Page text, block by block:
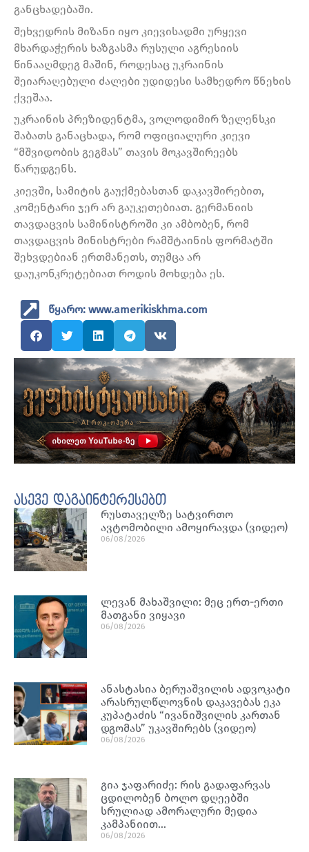
განცხადებაში.
შეხვედრის მიზანი იყო კიევისადმი ურყევი
მხარდაჭერის ხაზგასმა რუსული აგრესიის
წინააღმდეგ მაშინ, როდესაც უკრაინის
შეიარაღებული ძალები უდიდესი სამხედრო წნეხის
ქვეშაა.
უკრაინის პრეზიდენტმა, ვოლოდიმირ ზელენსკი
შაბათს განაცხადა, რომ ოფიციალური კიევი
“მშვიდობის გეგმას” თავის მოკავშირეებს
წარუდგენს.
კიევში, სამიტის გაუქმებასთან დაკავშირებით,
კომენტარი ჯერ არ გაუკეთებიათ. გერმანიის
თავდაცვის სამინისტროში კი ამბობენ, რომ
თავდაცვის მინისტრები რამშტაინის ფორმატში
შეხვდებიან ერთმანეთს, თუმცა არ
დაუკონკრეტებიათ როდის მოხდება ეს.
წყარო: www.amerikiskhma.com
ასევე დაგაინტერესებთ
რუსთაველზე სატვირთო
ავტომობილი ამოყირავდა (ვიდეო)
06/08/2026
ლევან მახაშვილი: მეც ერთ-ერთი
მათგანი ვიყავი
06/08/2026
ანასტასია ბერუაშვილის ადვოკატი
არასრულწლოვნის დაკავებას ეკა
კუპატაძის “ივანიშვილის კართან
დგომას” უკავშირებს (ვიდეო)
06/08/2026
გია ჯაფარიძე: რის გადაფარვას
ცდილობენ ბოლო დღეებში
სრულიად ამორალური მედია
კამპანიით…
06/08/2026